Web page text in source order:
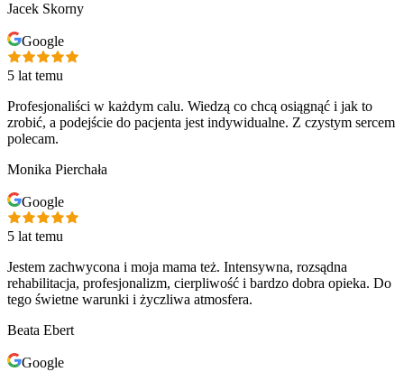
Jacek Skorny
Google
5 lat temu
Profesjonaliści w każdym calu. Wiedzą co chcą osiągnąć i jak to
zrobić, a podejście do pacjenta jest indywidualne. Z czystym sercem
polecam.
Monika Pierchała
Google
5 lat temu
Jestem zachwycona i moja mama też. Intensywna, rozsądna
rehabilitacja, profesjonalizm, cierpliwość i bardzo dobra opieka. Do
tego świetne warunki i życzliwa atmosfera.
Beata Ebert
Google